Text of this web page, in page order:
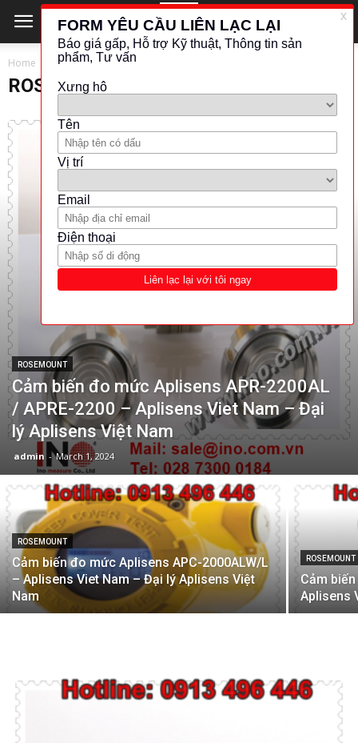
Home ROSEMOUNT
ROSEMOUNT
ROSEMOUNT
Cảm biến đo mức Aplisens APR-2200AL
/ APRE-2200 – Aplisens Viet Nam – Đại
lý Aplisens Việt Nam
admin - March 1, 2024
ROSEMOUNT
Cảm biến đo mức Aplisens APC-2000ALW/L
– Aplisens Viet Nam – Đại lý Aplisens Việt
Nam
ROSEMOUNT
Cảm
Aplisens